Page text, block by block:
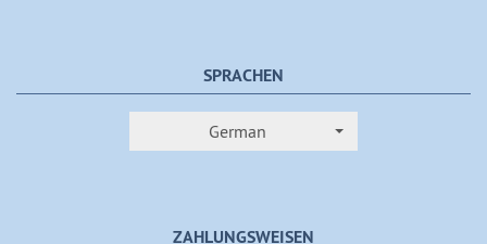
SPRACHEN
German
ZAHLUNGSWEISEN